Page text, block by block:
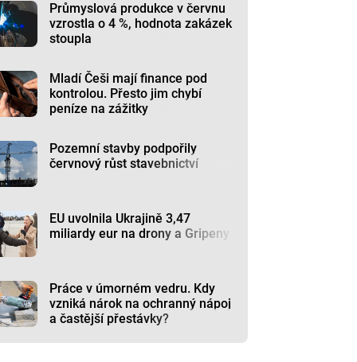
Průmyslová produkce v červnu
vzrostla o 4 %, hodnota zakázek
stoupla
Mladí Češi mají finance pod
kontrolou. Přesto jim chybí
peníze na zážitky
Pozemní stavby podpořily
červnový růst stavebnictví
EU uvolnila Ukrajině 3,47
miliardy eur na drony a Gripeny
Práce v úmorném vedru. Kdy
vzniká nárok na ochranný nápoj
a častější přestávky?